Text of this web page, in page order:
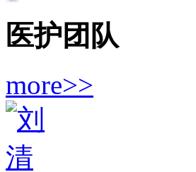
医护团队
more>>